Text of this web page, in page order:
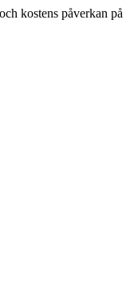
kostens påverkan på